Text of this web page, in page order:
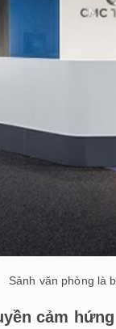
Sảnh văn phòng là
cảm hứng